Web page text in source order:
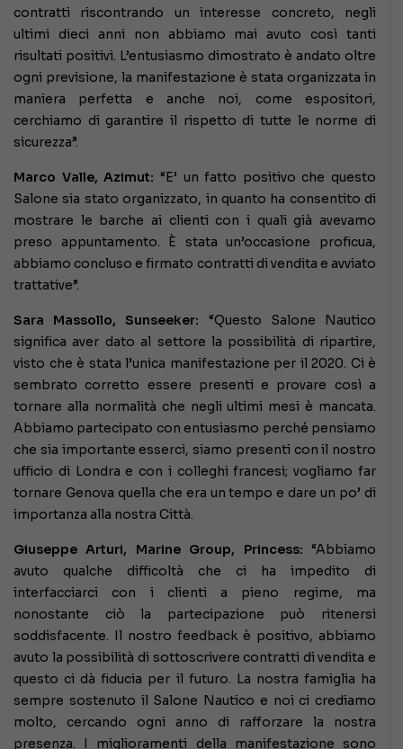
contratti riscontrando un interesse concreto, negli
ultimi dieci anni non abbiamo mai avuto così tanti
risultati positivi. L’entusiasmo dimostrato è andato oltre
ogni previsione, la manifestazione è stata organizzata in
maniera perfetta e anche noi, come espositori,
cerchiamo di garantire il rispetto di tutte le norme di
sicurezza”.
Marco Valle, Azimut: “E’ un fatto positivo che questo
Salone sia stato organizzato, in quanto ha consentito di
mostrare le barche ai clienti con i quali già avevamo
preso appuntamento. È stata un’occasione proficua,
abbiamo concluso e firmato contratti di vendita e avviato
trattative”.
Sara Massollo, Sunseeker: “Questo Salone Nautico
significa aver dato al settore la possibilità di ripartire,
visto che è stata l’unica manifestazione per il 2020. Ci è
sembrato corretto essere presenti e provare così a
tornare alla normalità che negli ultimi mesi è mancata.
Abbiamo partecipato con entusiasmo perché pensiamo
che sia importante esserci, siamo presenti con il nostro
ufficio di Londra e con i colleghi francesi; vogliamo far
tornare Genova quella che era un tempo e dare un po’ di
importanza alla nostra Città.
Giuseppe Arturi, Marine Group, Princess: “Abbiamo
avuto qualche difficoltà che ci ha impedito di
interfacciarci con i clienti a pieno regime, ma
nonostante ciò la partecipazione può ritenersi
soddisfacente. Il nostro feedback è positivo, abbiamo
avuto la possibilità di sottoscrivere contratti di vendita e
questo ci dà fiducia per il futuro. La nostra famiglia ha
sempre sostenuto il Salone Nautico e noi ci crediamo
molto, cercando ogni anno di rafforzare la nostra
presenza. I miglioramenti della manifestazione sono